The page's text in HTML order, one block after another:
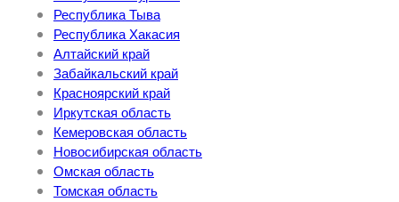
Республика Тыва
Республика Хакасия
Алтайский край
Забайкальский край
Красноярский край
Иркутская область
Кемеровская область
Новосибирская область
Омская область
Томская область